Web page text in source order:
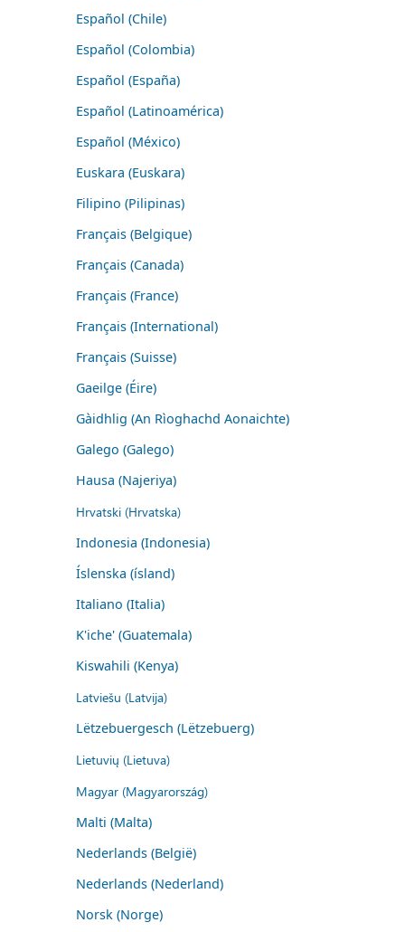
Español (Chile)
Español (Colombia)
Español (España)
Español (Latinoamérica)
Español (México)
Euskara (Euskara)
Filipino (Pilipinas)
Français (Belgique)
Français (Canada)
Français (France)
Français (International)
Français (Suisse)
Gaeilge (Éire)
Gàidhlig (An Rìoghachd Aonaichte)
Galego (Galego)
Hausa (Najeriya)
Hrvatski (Hrvatska)
Indonesia (Indonesia)
Íslenska (ísland)
Italiano (Italia)
K'iche' (Guatemala)
Kiswahili (Kenya)
Latviešu (Latvija)
Lëtzebuergesch (Lëtzebuerg)
Lietuvių (Lietuva)
Magyar (Magyarország)
Malti (Malta)
Nederlands (België)
Nederlands (Nederland)
Norsk (Norge)